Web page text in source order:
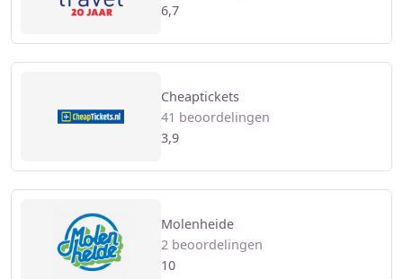
6,7
Cheaptickets
41 beoordelingen
3,9
Molenheide
2 beoordelingen
10